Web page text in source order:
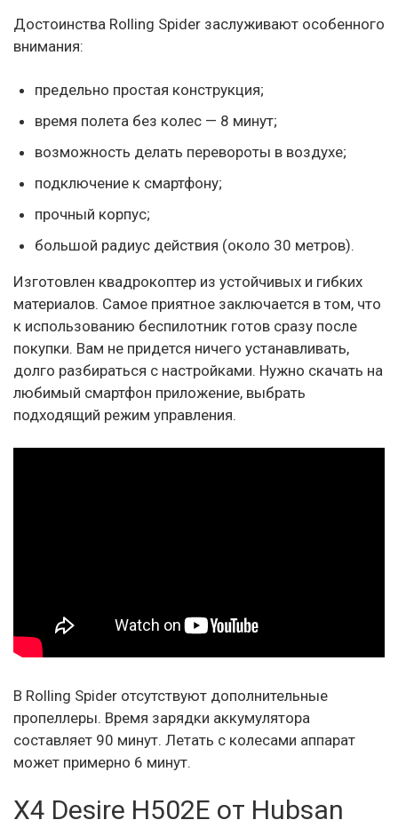
Достоинства Rolling Spider заслуживают особенного
внимания:
предельно простая конструкция;
время полета без колес — 8 минут;
возможность делать перевороты в воздухе;
подключение к смартфону;
прочный корпус;
большой радиус действия (около 30 метров).
Изготовлен квадрокоптер из устойчивых и гибких
материалов. Самое приятное заключается в том, что
к использованию беспилотник готов сразу после
покупки. Вам не придется ничего устанавливать,
долго разбираться с настройками. Нужно скачать на
любимый смартфон приложение, выбрать
подходящий режим управления.
В Rolling Spider отсутствуют дополнительные
пропеллеры. Время зарядки аккумулятора
составляет 90 минут. Летать с колесами аппарат
может примерно 6 минут.
X4 Desire H502E от Hubsan